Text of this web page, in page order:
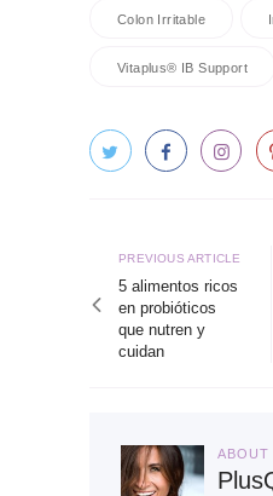
Colon Irritable
Vitaplus® IB Support
de
entradas
Previous
article
PREVIOUS ARTICLE
5 alimentos ricos
en probióticos
que nutren y
cuidan
ABOUT